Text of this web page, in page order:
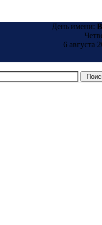
День имени:
6 августа